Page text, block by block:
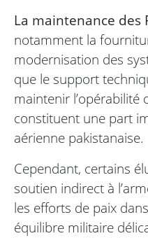
La maintenance des
notamment la
modernisation des
que le support
maintenir l’opérabilité
constituent une part
aérienne pakistanaise.
Cependant, certains
soutien indirect à
les efforts de paix
équilibre militaire